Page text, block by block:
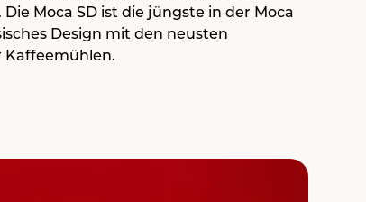
Moca SD ist die jüngste in der Moca
Design mit den neusten
Kaffeemühlen.